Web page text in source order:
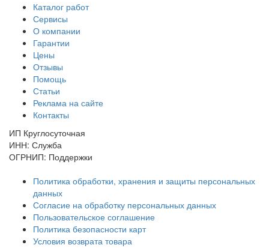
Каталог работ
Сервисы
О компании
Гарантии
Цены
Отзывы
Помощь
Статьи
Реклама на сайте
Контакты
ИП Круглосуточная
ИНН: Служба
ОГРНИП: Поддержки
Политика обработки, хранения и защиты персональных
данных
Согласие на обработку персональных данных
Пользовательское соглашение
Политика безопасности карт
Условия возврата товара